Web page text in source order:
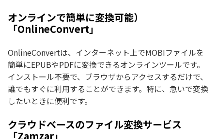
オンラインで簡単に変換可能）
「OnlineConvert」
OnlineConvertは、インターネット上でMOBIファイルを
簡単にEPUBやPDFに変換できるオンラインツールです。
インストール不要で、ブラウザからアクセスするだけで、
誰でもすぐに利用することができます。特に、急いで変換
したいときに便利です。
クラウドベースのファイル変換サービス
「Zamzar」